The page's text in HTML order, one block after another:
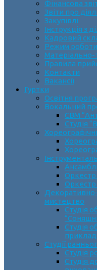
Фінансова
Звіти про
Закупівлі
Інструкція з
Кадровий
Режим роботи
Матеріально-
Правила
Контакти
Вакансії
Гуртки
Освітня
Вокальний
СВМ
Студія
Оркестр
Оркестр
мистецтво
Cтудія
Студія
Студії
Студія
Студія